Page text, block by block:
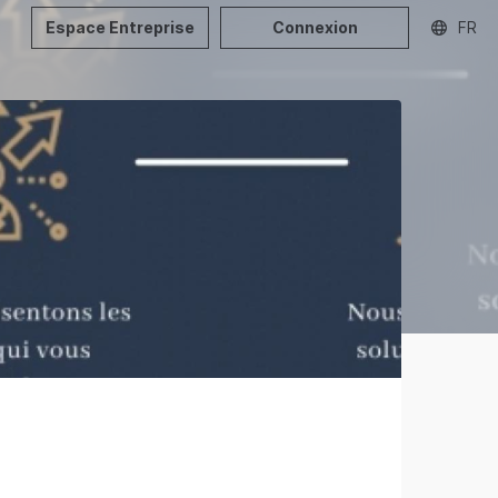
Espace Entreprise Connexion FR